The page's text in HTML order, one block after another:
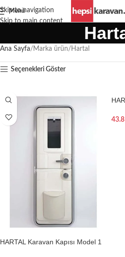
Skip to navigation
Skip to main content
Menü
Ana Sayfa Marka ürün Hartal
Seçenekleri Göster
HARTAL Karavan Kapısı Model 1